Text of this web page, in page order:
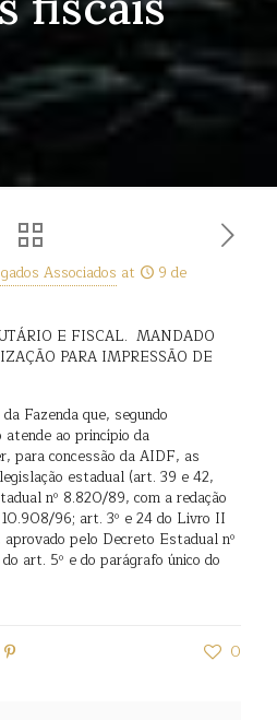
Associados at
9 de
E FISCAL. MANDADO
PARA IMPRESSÃO DE
Fazenda que, segundo
ao princípio da
para concessão da AIDF, as
estadual (art. 39 e 42,
nº 8.820/89, com a redação
96; art. 3º e 24 do Livro II
pelo Decreto Estadual nº
art. 5º e do parágrafo único do
0